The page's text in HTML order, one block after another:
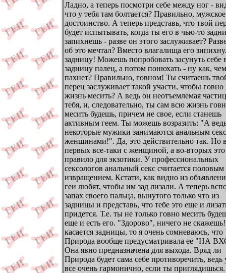
Ладно, а теперь посмотри себе между ног -
что у тебя там болтается? Правильно, мужское
достоинство. А теперь представь, что твой
будет испытывать, когда ты его в чью-то
запихнешь - разве он этого заслуживает?
об это мечтал? Вместо влагалища его
задницу! Можешь попробовать засунуть себе
задницу палец, а потом понюхать - ну как, чем
пахнет? Правильно, говном! Ты считаешь
перец заслуживает такой участи, чтобы
жизнь месить? А ведь он неотъемлемая
тебя, и, следовательно, ты сам всю жизнь
месить будешь, причем не свое, если станешь
активным геем. Ты можешь возразить: "А
некоторые мужики занимаются анальным
женщинами!". Да, это действительно так. Но
первых все-таки с женщиной, а во-вторых это
правило для экзотики. У профессиональных
сексологов анальный секс считается половым
извращением. Кстати, как видно из
геи любят, чтобы им зад лизали. А теперь
запах своего пальца, вынутого только что из
задницы и представь, что тебе это еще и
придется. Т.е. ты не только говно месить
еще и есть его. "Здорово", ничего не
касается задницы, то я очень сомневаюсь, что
Природа вообще предусматривала ее "НА
Она явно предназначена для выхода. Вряд ли
Природа будет сама себе противоречить, ведь
все очень гармонично, если ты приглядишься.